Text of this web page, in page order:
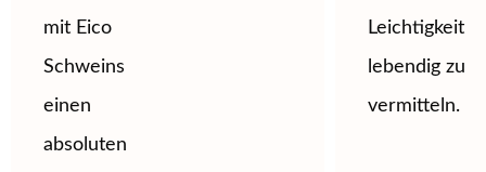
mit Eico
Schweins
einen
absoluten
Leichtigkeit
lebendig zu
vermitteln.